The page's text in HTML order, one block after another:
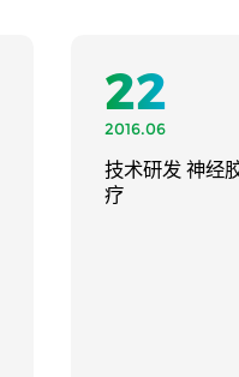
Learn More
22
2016.06
技术研发 神经胶质瘤gp96的个体化治
疗